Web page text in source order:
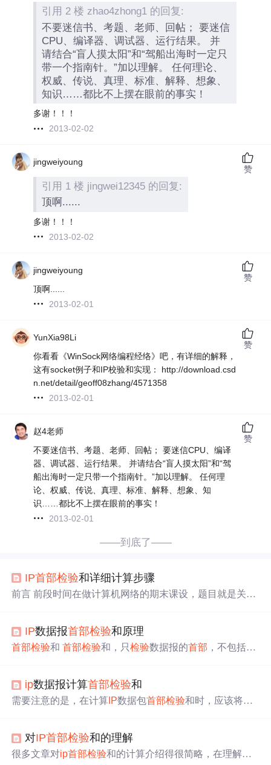
引用 2 楼 zhao4zhong1 的回复:
不要迷信书、考题、老师、回帖； 要迷信
CPU、编译器、调试器、运行结果。 并
请结合“盲人摸太阳”和“驾船出海时一定只
带一个指南针。”加以理解。 任何理论、
权威、传说、真理、标准、解释、想象、
知识……都比不上摆在眼前的事实！
多谢！！！
2013-02-02
jingweiyoung
引用 1 楼 jingwei12345 的回复:
顶啊......
多谢！！！
2013-02-02
赞
jingweiyoung
顶啊......
2013-02-01
赞
YunXia98Li
你看看《WinSock网络编程经络》吧，有详细的解释，
这有socket例子和IP校验和实现： http://download.csd
n.net/detail/geoff08zhang/4571358
2013-02-01
赞
赵4老师
不要迷信书、考题、老师、回帖； 要迷信CPU、编译
器、调试器、运行结果。 并请结合“盲人摸太阳”和“驾
船出海时一定只带一个指南针。”加以理解。 任何理
论、权威、传说、真理、标准、解释、想象、知
识……都比不上摆在眼前的事实！
2013-02-01
赞
——到底了——
IP首部检验和详细计算步骤
前言 前段时间在做计算机网络的期末课设，题目就是关于
这部分的描述十分的.......干净利索。
用复杂的CRC检验码而采用下面的简单计算方法： 在发送
得到的和的反码写入检验和字段。 接收方收到数据报后，
将首部的所有16位字再使用反码算术运算相加一次。将得
到的和取反码，即得出
IP数据报首部检验和原理
首部检验和首部检验和，只检验数据报的首部 ，不包括数
位字相加，将得到的和的反码写入
到数据后，将 首部所有的16位字使用反码算术运算相加一
数据报。否则就认为出错，并将此数据报丢弃。 示例： W
ireshark抓包，图中蓝色的为 ip数据报首部信息。 45 00 00 3
c 4：版本
ip数据报计算首部检验和
需要注意的是，在计算 IP数据包首部检验和时，应该将源
顺序与我们平时使用的主机字节序是不同的。当我们在使
用互联网进行数据传输时，数据可能会被篡改或者损坏。
对IP首部检验和的理解
很多文章对ip首部检验和的计算介绍得很简略，在理解上